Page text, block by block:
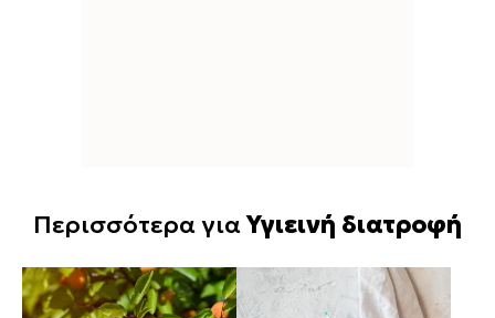
Περισσότερα γιαΥγιεινή διατροφή